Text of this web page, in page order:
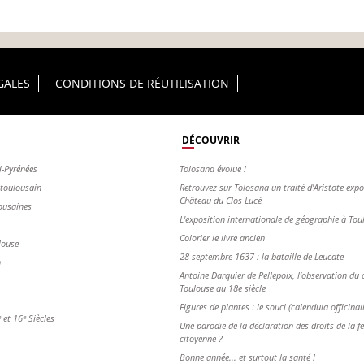
CONDITIONS DE RÉUTILISATION
16ᵉ Siècles
DÉCOUVRIR
Tolosana évolue !
Retrouvez sur Tolosana un traité d'Aristote
Château du Clos Lucé
L'exposition internationale de géographie à
Colorier le livre ancien
28 septembre 1637 : la bataille de Leucate
Antoine Darquier de Pellepoix, l’observation du
Toulouse au 18e siècle
Figures de plantes : le souci (calendula
Une parodie de la déclaration des droits de la
citoyenne ?
Bonne année... et surtout la santé !